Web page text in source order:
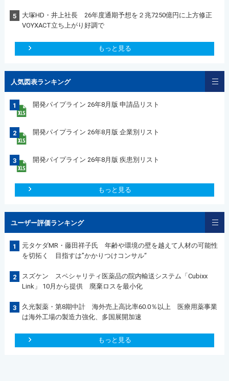
5
大塚HD・井上社長 26年度通期予想を２兆7250億円に上方修正
VOYXACT立ち上がり好調で
もっと見る
人気図表ランキング
1 開発パイプライン 26年8月版 申請品リスト
2 開発パイプライン 26年8月版 企業別リスト
3 開発パイプライン 26年8月版 疾患別リスト
もっと見る
ユーザー評価ランキング
1
元タケダMR・藤田祥子氏 年齢や環境の壁を越えて人材の可能性
を切拓く 目指すは”かかりつけコンサル“
2
スズケン スペシャリティ医薬品の院内輸送システム「Cubixx
Link」 10月から提供 廃棄ロスを最小化
3
久光製薬・第8期中計 海外売上高比率60.0％以上 医療用薬事業
は海外工場の製造力強化、多国展開加速
もっと見る